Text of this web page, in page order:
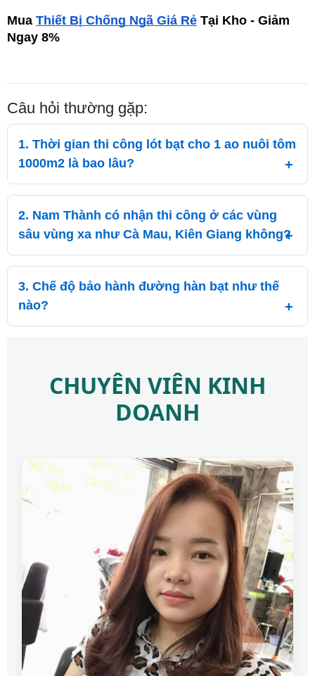
Mua Thiết Bị Chống Ngã Giá Rẻ Tại Kho - Giảm
Ngay 8%
Câu hỏi thường gặp:
1. Thời gian thi công lót bạt cho 1 ao nuôi tôm
1000m2 là bao lâu?
2. Nam Thành có nhận thi công ở các vùng
sâu vùng xa như Cà Mau, Kiên Giang không?
3. Chế độ bảo hành đường hàn bạt như thế
nào?
CHUYÊN VIÊN KINH
DOANH